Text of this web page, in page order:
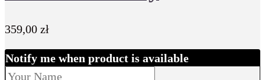
359,00 zł
Notify me when product is available